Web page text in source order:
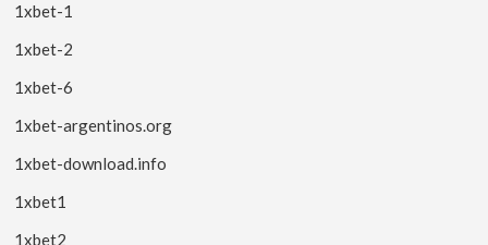
1xbet-1
1xbet-2
1xbet-6
1xbet-argentinos.org
1xbet-download.info
1xbet1
1xbet2